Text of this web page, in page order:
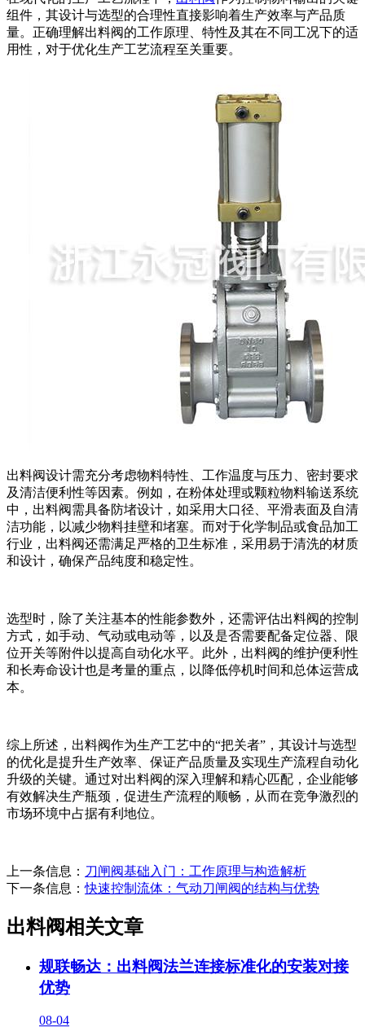
组件，其设计与选型的合理性直接影响着生产效率与产品质
量。正确理解出料阀的工作原理、特性及其在不同工况下的适
用性，对于优化生产工艺流程至关重要。
出料阀设计需充分考虑物料特性、工作温度与压力、密封要求
及清洁便利性等因素。例如，在粉体处理或颗粒物料输送系统
中，出料阀需具备防堵设计，如采用大口径、平滑表面及自清
洁功能，以减少物料挂壁和堵塞。而对于化学制品或食品加工
行业，出料阀还需满足严格的卫生标准，采用易于清洗的材质
和设计，确保产品纯度和稳定性。
选型时，除了关注基本的性能参数外，还需评估出料阀的控制
方式，如手动、气动或电动等，以及是否需要配备定位器、限
位开关等附件以提高自动化水平。此外，出料阀的维护便利性
和长寿命设计也是考量的重点，以降低停机时间和总体运营成
本。
综上所述，出料阀作为生产工艺中的“把关者”，其设计与选型
的优化是提升生产效率、保证产品质量及实现生产流程自动化
升级的关键。通过对出料阀的深入理解和精心匹配，企业能够
有效解决生产瓶颈，促进生产流程的顺畅，从而在竞争激烈的
市场环境中占据有利地位。
上一条信息： 刀闸阀基础入门：工作原理与构造解析
下一条信息：快速控制流体：气动刀闸阀的结构与优势
出料阀相关文章
规联畅达：出料阀法兰连接标准化的安装对接
优势
08-04